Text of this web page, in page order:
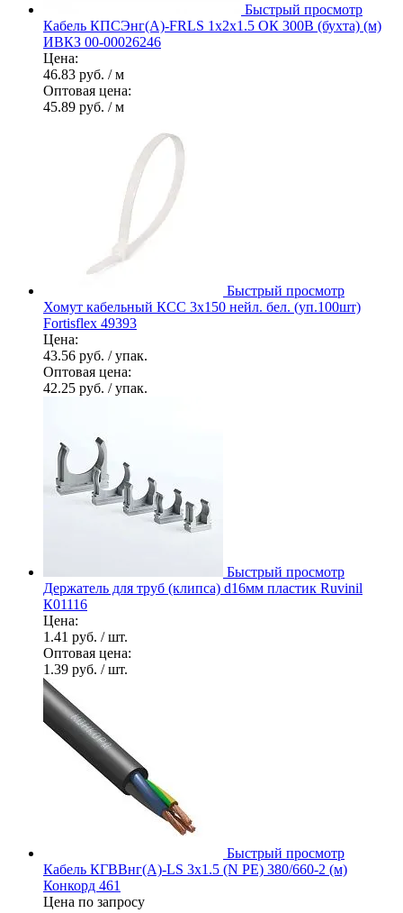
Быстрый просмотр
Кабель КПСЭнг(А)-FRLS 1х2х1.5 ОК 300В (бухта) (м)
ИВКЗ 00-00026246
Цена:
46.83 руб. / м
Оптовая цена:
45.89 руб. / м
Быстрый просмотр
Хомут кабельный КСС 3х150 нейл. бел. (уп.100шт)
Fortisflex 49393
Цена:
43.56 руб. / упак.
Оптовая цена:
42.25 руб. / упак.
Быстрый просмотр
Держатель для труб (клипса) d16мм пластик Ruvinil
К01116
Цена:
1.41 руб. / шт.
Оптовая цена:
1.39 руб. / шт.
Быстрый просмотр
Кабель КГВВнг(А)-LS 3х1.5 (N PE) 380/660-2 (м)
Конкорд 461
Цена по запросу